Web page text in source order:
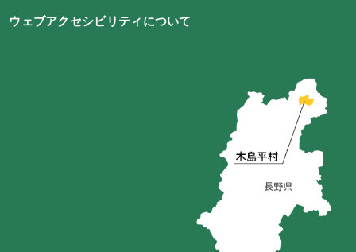
ウェブアクセシビリティについて